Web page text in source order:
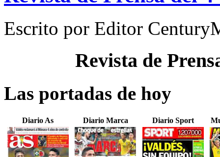
Escrito por Editor
Revista de
Las portadas de hoy
Diario As Diario Marca Diario Sport